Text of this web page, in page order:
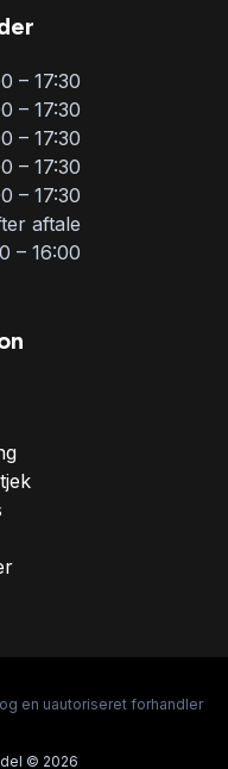
– 17:30
– 17:30
– 17:30
– 17:30
– 17:30
aftale
– 16:00
en uautoriseret forhandler
© 2026